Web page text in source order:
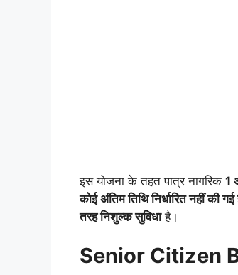
इस योजना के तहत पात्र नागरिक 1
कोई अंतिम तिथि निर्धारित नहीं की गई
तरह निशुल्क सुविधाहै।
Senior Citizen